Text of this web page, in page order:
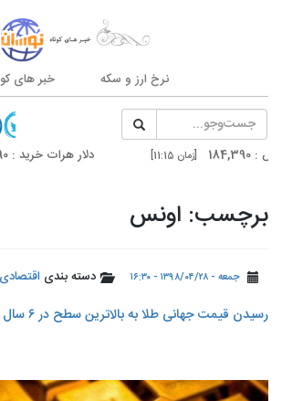
نرخ ارز و سکه خبر های
دلار هرات خرید : 183,990 [زمان 11:15]
برچسب: اونس
جمعه - ۱۳۹۸/۰۴/۲۸ - ۱۶:۳۰ دسته بندی اقتصادی
️رسیدن قیمت جهانی طلا به بالاترین سطح در ۶ سال گذشته